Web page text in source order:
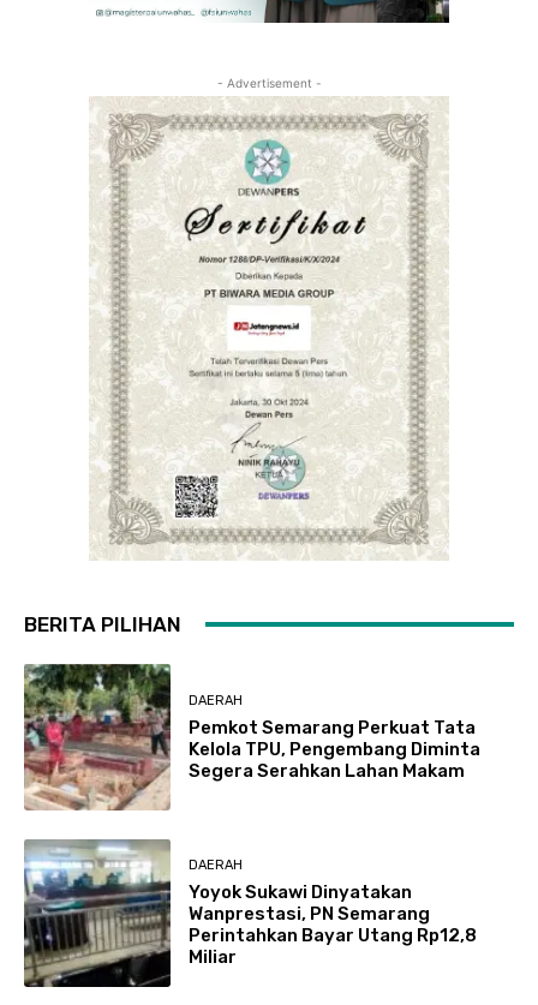
- Advertisement -
BERITA PILIHAN
DAERAH
Pemkot Semarang Perkuat Tata
Kelola TPU, Pengembang Diminta
Segera Serahkan Lahan Makam
DAERAH
Yoyok Sukawi Dinyatakan
Wanprestasi, PN Semarang
Perintahkan Bayar Utang Rp12,8
Miliar